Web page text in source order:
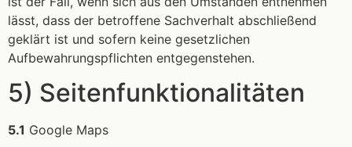
lässt, dass der betroffene Sachverhalt abschließend
geklärt ist und sofern keine gesetzlichen
Aufbewahrungspflichten entgegenstehen.
5) Seitenfunktionalitäten
5.1 Google Maps